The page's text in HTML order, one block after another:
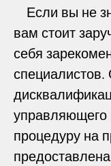
Если вы не
вам стоит
себя
специалистов.
управляющего
процедуру на
предоставлена